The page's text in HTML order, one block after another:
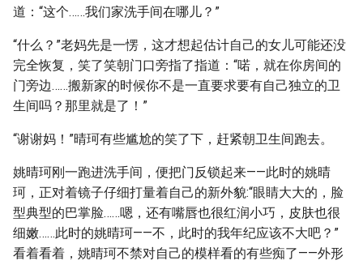
道：“这个……我们家洗手间在哪儿？”
“什么？”老妈先是一愣，这才想起估计自己的女儿可能还没
完全恢复，笑了笑朝门口旁指了指道：“喏，就在你房间的
门旁边……搬新家的时候你不是一直要求要有自己独立的卫
生间吗？那里就是了！”
“谢谢妈！”晴珂有些尴尬的笑了下，赶紧朝卫生间跑去。
姚晴珂刚一跑进洗手间，便把门反锁起来——此时的姚晴
珂，正对着镜子仔细打量着自己的新外貌:“眼睛大大的，脸
型典型的巴掌脸……嗯，还有嘴唇也很红润小巧，皮肤也很
细嫩……此时的姚晴珂——不，此时的我年纪应该不大吧？”
看着看着，姚晴珂不禁对自己的模样看的有些痴了——外形